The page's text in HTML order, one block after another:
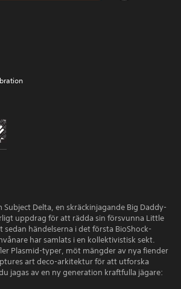
Subject Delta, en skräckinjagande Big Daddy-
uppdrag för att rädda sin försvunna Little
sedan händelserna i det första BioShock-
har samlats i en kollektivistisk sekt.
Plasmid-typer, möt mängder av nya fiender
art deco-arkitektur för att utforska
jagas av en ny generation kraftfulla jägare: